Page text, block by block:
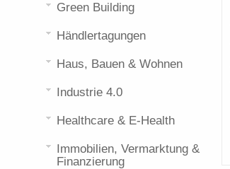
Green Building
Händlertagungen
Haus, Bauen & Wohnen
Industrie 4.0
Healthcare & E-Health
Immobilien, Vermarktung &
Finanzierung